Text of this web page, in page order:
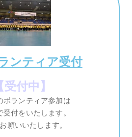
ンティア受付
受付中】
ボランティア参加は
受付をいたします。
願いいたします。